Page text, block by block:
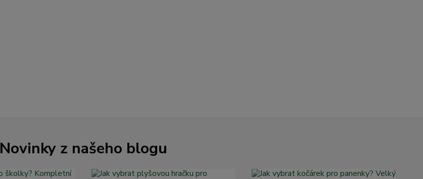
Novinky z našeho blogu